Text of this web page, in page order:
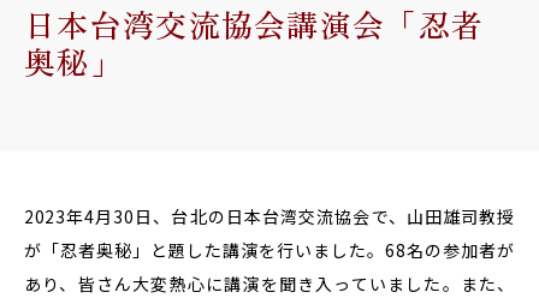
日本台湾交流協会講演会「忍者
奥秘」
2023年4月30日、台北の日本台湾交流協会で、山田雄司教授
が「忍者奥秘」と題した講演を行いました。68名の参加者が
あり、皆さん大変熱心に講演を聞き入っていました。また、